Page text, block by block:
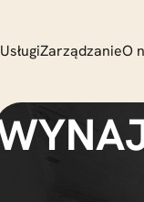
UsługiZarządzanieO